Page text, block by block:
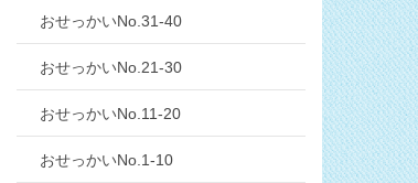
おせっかいNo.31-40
おせっかいNo.21-30
おせっかいNo.11-20
おせっかいNo.1-10